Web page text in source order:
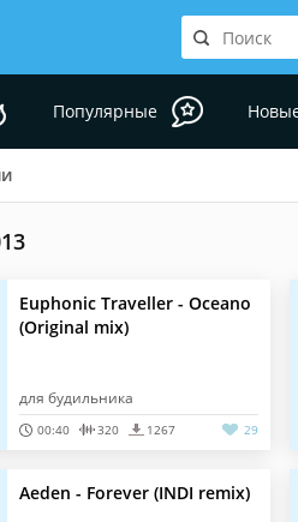
Популярные
Euphonic Traveller - Oceano
(Original mix)
для будильника
00:40 320 1267 29
Aeden - Forever (INDI remix)